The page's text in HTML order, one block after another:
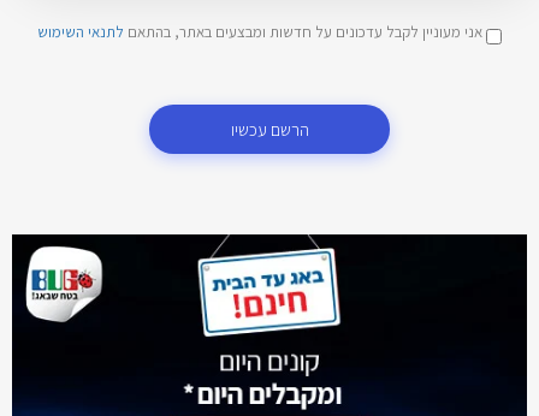
אני מעוניין לקבל עדכונים על חדשות ומבצעים באתר, בהתאם לתנאי השימוש
הרשם עכשיו